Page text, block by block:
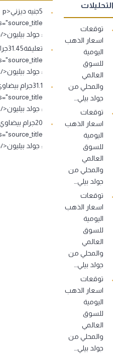
التحليلات
توقعات
اسعار الذهب
اليومية
للسوق
العالمي
والمحلي من
جولد بيلي…
توقعات
اسعار الذهب
اليومية
للسوق
العالمي
والمحلي من
جولد بيلي…
توقعات
اسعار الذهب
اليومية
للسوق
العالمي
والمحلي من
جولد بيلي…
توقعات
اسعار الذهب
اليومية
للسوق
العالمي
والمحلي من
جولد بيلي…
5جنيه ديزني<p
: جولد بيليون</p>
: جولد بيليون</…
: جولد بيليون</…
: جولد بيليون</p>